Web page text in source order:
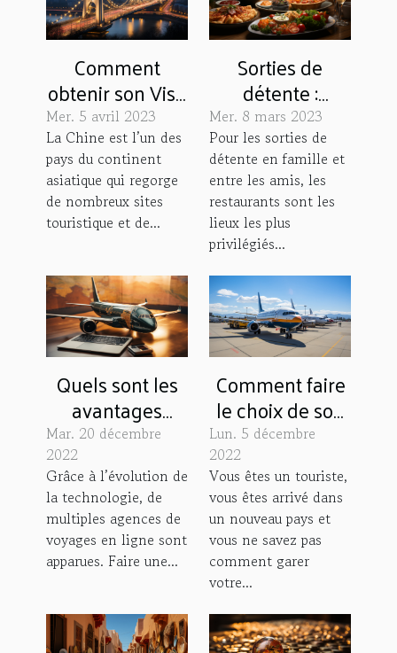
Comment
obtenir son Visa
pour la Chine ?
Mer. 5 avril 2023
La Chine est l’un des
pays du continent
asiatique qui regorge
de nombreux sites
touristique et de...
Sorties de
détente :
comment
choisir un
restaurant aux
cuisines fraîche
et délicieuse ?
Mer. 8 mars 2023
Pour les sorties de
détente en famille et
entre les amis, les
restaurants sont les
lieux les plus
privilégiés...
Quels sont les
avantages
d’une agence
de voyage en
ligne ?
Mar. 20 décembre
2022
Grâce à l’évolution de
la technologie, de
multiples agences de
voyages en ligne sont
apparues. Faire une...
Comment faire
le choix de son
parking à
l’aéroport ?
Lun. 5 décembre
2022
Vous êtes un touriste,
vous êtes arrivé dans
un nouveau pays et
vous ne savez pas
comment garer
votre...